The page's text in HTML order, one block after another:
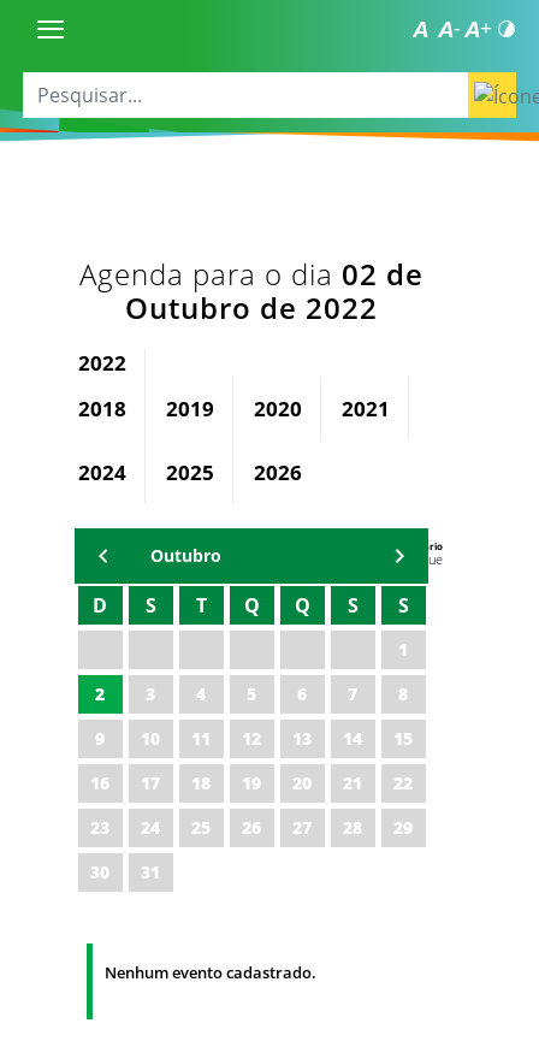
Agenda para o dia 02 de
Outubro de 2022
2022
2018
2019 2020 2021
2024 2025 2026
Agenda do Secretário
Zezinho Albuquerque
Outubro
D S T Q Q S S
1
2
3 4 5 6 7
8
9
10 11 12 13 14
15
16
17 18 19 20 21
22
23
24 25 26 27 28
29
30
31
Nenhum evento cadastrado.